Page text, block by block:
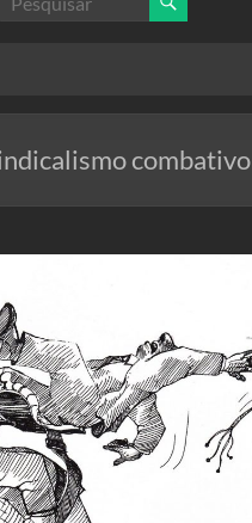
combativo